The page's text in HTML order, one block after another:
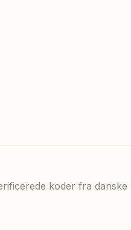
koder fra danske